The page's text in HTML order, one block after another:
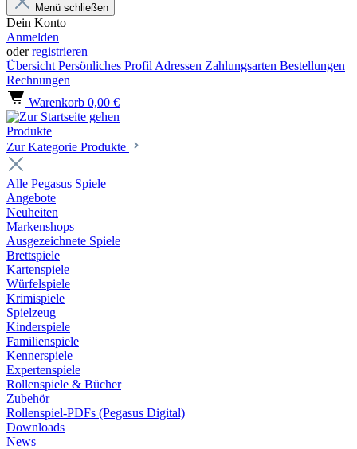
Menü schließen
Dein Konto
Anmelden
oderregistrieren
Übersicht Persönliches Profil Adressen Zahlungsarten Bestellungen
Rechnungen
Warenkorb 0,00 €
Produkte
Zur Kategorie Produkte
Alle Pegasus Spiele
Angebote
Neuheiten
Markenshops
Ausgezeichnete Spiele
Brettspiele
Kartenspiele
Würfelspiele
Krimispiele
Spielzeug
Kinderspiele
Familienspiele
Kennerspiele
Expertenspiele
Rollenspiele & Bücher
Zubehör
Rollenspiel-PDFs (Pegasus Digital)
Downloads
News